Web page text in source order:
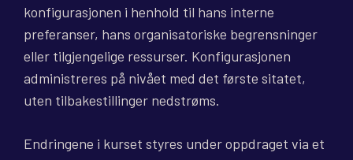
konfigurasjonen i henhold til hans interne
preferanser, hans organisatoriske begrensninger
eller tilgjengelige ressurser. Konfigurasjonen
administreres på nivået med det første sitatet,
uten tilbakestillinger nedstrøms.
Endringene i kurset styres under oppdraget via et